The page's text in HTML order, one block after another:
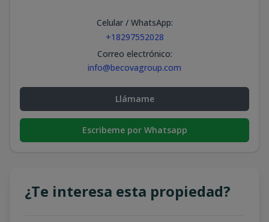
Celular / WhatsApp:
+18297552028
Correo electrónico:
info@becovagroup.com
Llámame
Escribeme por Whatsapp
¿Te interesa esta propiedad?